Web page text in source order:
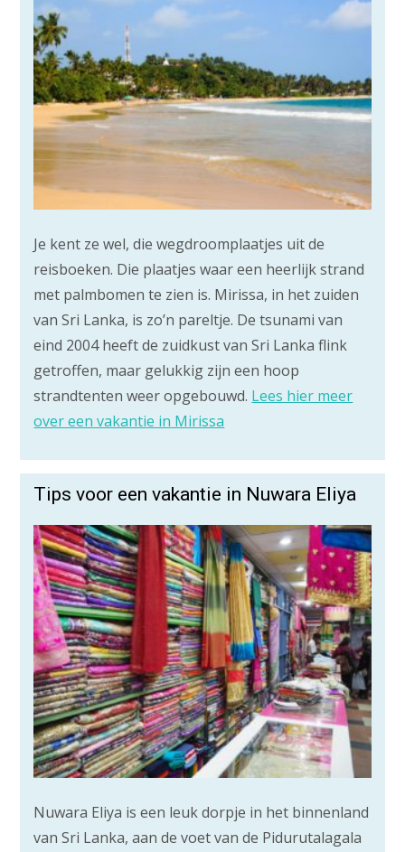
Je kent ze wel, die wegdroomplaatjes uit de
reisboeken. Die plaatjes waar een heerlijk strand
met palmbomen te zien is. Mirissa, in het zuiden
van Sri Lanka, is zo’n pareltje. De tsunami van
eind 2004 heeft de zuidkust van Sri Lanka flink
getroffen, maar gelukkig zijn een hoop
strandtenten weer opgebouwd. Lees hier meer
over een vakantie in Mirissa
Tips voor een vakantie in Nuwara Eliya
Nuwara Eliya is een leuk dorpje in het binnenland
van Sri Lanka, aan de voet van de Pidurutalagala